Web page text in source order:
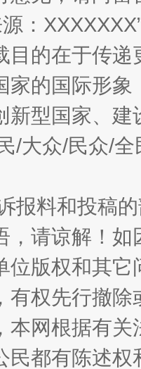
如何以
源：
目的在于传
家的国际形
新型国家、
/大众/民众/
报料和投稿
，请谅解！
位版权和其它
有权先行撤
本网根据有
民都有陈述